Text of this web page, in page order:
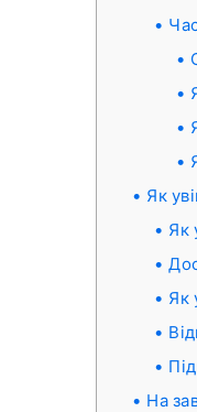
Як
Як
Як
На